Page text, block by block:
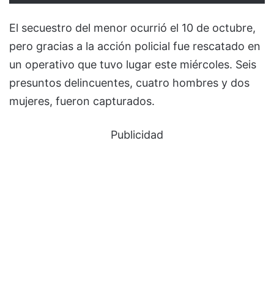
El secuestro del menor ocurrió el 10 de octubre,
pero gracias a la acción policial fue rescatado en
un operativo que tuvo lugar este miércoles. Seis
presuntos delincuentes, cuatro hombres y dos
mujeres, fueron capturados.
Publicidad